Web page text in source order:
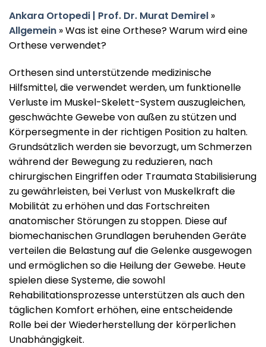
Ankara Ortopedi | Prof. Dr. Murat Demirel »
Allgemein »Was ist eine Orthese? Warum wird eine
Orthese verwendet?
Orthesen sind unterstützende medizinische
Hilfsmittel, die verwendet werden, um funktionelle
Verluste im Muskel-Skelett-System auszugleichen,
geschwächte Gewebe von außen zu stützen und
Körpersegmente in der richtigen Position zu halten.
Grundsätzlich werden sie bevorzugt, um Schmerzen
während der Bewegung zu reduzieren, nach
chirurgischen Eingriffen oder Traumata Stabilisierung
zu gewährleisten, bei Verlust von Muskelkraft die
Mobilität zu erhöhen und das Fortschreiten
anatomischer Störungen zu stoppen. Diese auf
biomechanischen Grundlagen beruhenden Geräte
verteilen die Belastung auf die Gelenke ausgewogen
und ermöglichen so die Heilung der Gewebe. Heute
spielen diese Systeme, die sowohl
Rehabilitationsprozesse unterstützen als auch den
täglichen Komfort erhöhen, eine entscheidende
Rolle bei der Wiederherstellung der körperlichen
Unabhängigkeit.